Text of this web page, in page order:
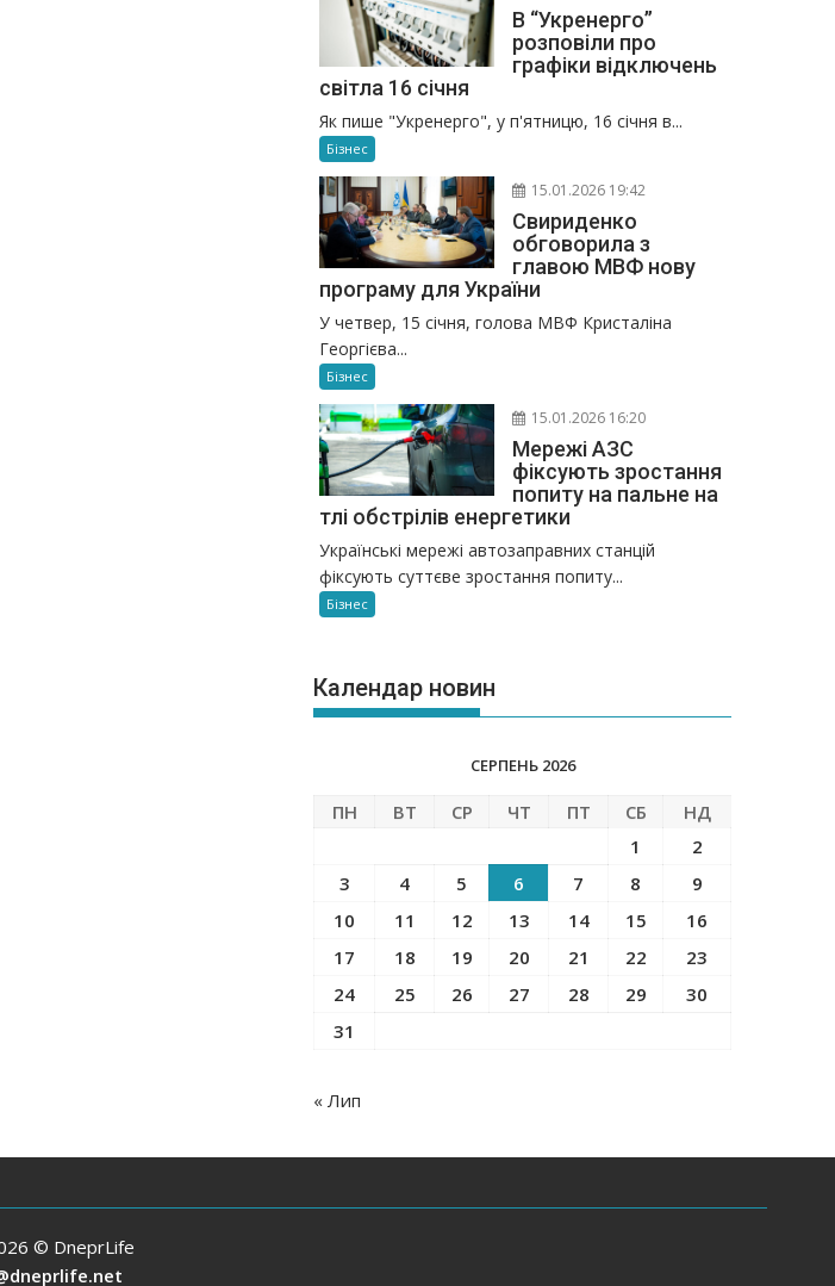
В “Укренерго”
розповіли про
графіки відключень
світла 16 січня
Як пише "Укренерго", у п'ятницю, 16 січня в...
Бізнес
15.01.2026 19:42
Свириденко
обговорила з
главою МВФ нову
програму для України
У четвер, 15 січня, голова МВФ Кристаліна
Георгієва...
Бізнес
15.01.2026 16:20
Мережі АЗС
фіксують зростання
попиту на пальне на
тлі обстрілів енергетики
Українські мережі автозаправних станцій
фіксують суттєве зростання попиту...
Бізнес
Календар новин
СЕРПЕНЬ 2026
ПН ВТ СР ЧТ ПТ СБ
НД
1
2
3
4 5 6 7 8
9
10
11 12 13 14 15
16
17
18 19 20 21 22
23
24
25 26 27 28 29
30
31
« Лип
© DneprLife